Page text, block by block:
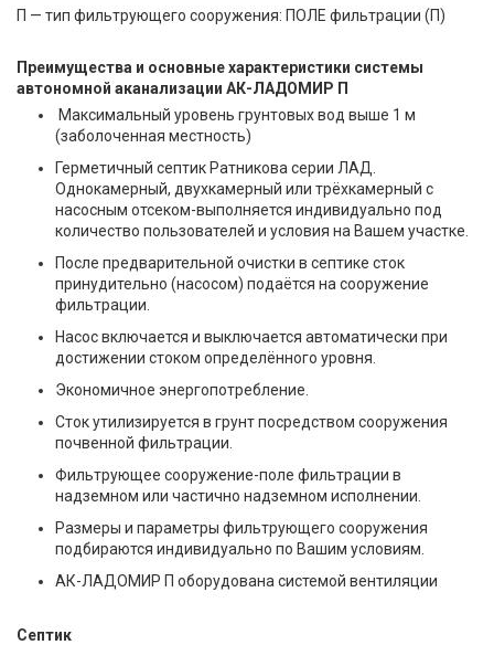
П — тип фильтрующего сооружения: ПОЛЕ фильтрации (П)
Преимущества и основные характеристики системы
автономной аканализации АК-ЛАДОМИР П
Максимальный уровень грунтовых вод выше 1 м
(заболоченная местность)
Герметичный септик Ратникова серии ЛАД.
Однокамерный, двухкамерный или трёхкамерный с
насосным отсеком-выполняется индивидуально под
количество пользователей и условия на Вашем участке.
После предварительной очистки в септике сток
принудительно (насосом) подаётся на сооружение
фильтрации.
Насос включается и выключается автоматически при
достижении стоком определённого уровня.
Экономичное энергопотребление.
Сток утилизируется в грунт посредством сооружения
почвенной фильтрации.
Фильтрующее сооружение-поле фильтрации в
надземном или частично надземном исполнении.
Размеры и параметры фильтрующего сооружения
подбираются индивидуально по Вашим условиям.
АК-ЛАДОМИР П оборудована системой вентиляции
Септик